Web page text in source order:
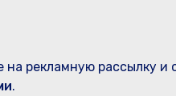
на рекламную рассылку и
.